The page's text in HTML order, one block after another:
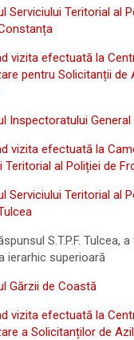
Serviciului Teritorial al
vizita efectuată la
pentru Solicitanții de
Inspectoratului
vizita efectuată la
Teritorial al Poliției de
Serviciului Teritorial al
S.T.P.F. Tulcea,
ierarhic superioară
Gărzii de Coastă
vizita efectuată la
a Solicitanților de